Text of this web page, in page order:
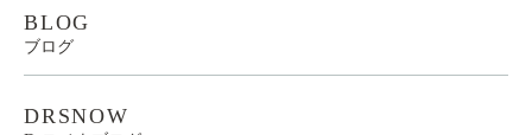
BLOG
ブログ
DRSNOW